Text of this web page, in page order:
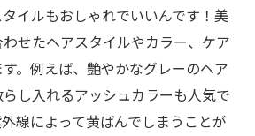
イルもおしゃれでいいんです！美
せたヘアスタイルやカラー、ケア
。例えば、艶やかなグレーのヘア
し入れるアッシュカラーも人気で
線によって黄ばんでしまうことが